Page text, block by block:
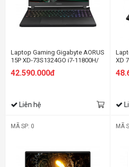
Laptop Gaming Gigabyte AORUS
15P XD-73S1324GO i7-11800H/
FHD/ Win 11
42.590.000đ
Liên hệ
XD
15.6
MÃ SP: 0 MÃ